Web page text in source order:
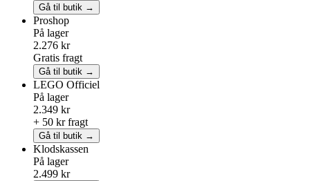
Gå til butik →
Proshop
På lager
2.276 kr
Gratis fragt
Gå til butik →
LEGO Officiel
På lager
2.349 kr
+ 50 kr fragt
Gå til butik →
Klodskassen
På lager
2.499 kr